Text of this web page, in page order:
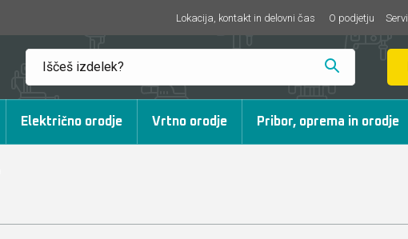
Lokacija, kontakt in delovni čas O podjetju
Električno orodje Vrtno orodje Pribor, oprema in orodje